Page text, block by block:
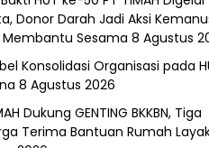
Donor Darah Jadi Aksi
Sesama 8 Agustus
Konsolidasi Organisasi pada
8 Agustus 2026
Dukung GENTING BKKBN, Tiga
Terima Bantuan Rumah